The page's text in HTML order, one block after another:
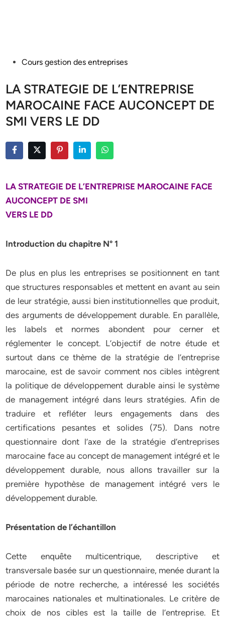
PostedCours gestion des entreprises
LA STRATEGIE DE L’ENTREPRISE
MAROCAINE FACE AUCONCEPT DE
SMI VERS LE DD
LA STRATEGIE DE L’ENTREPRISE MAROCAINE FACE
AUCONCEPT DE SMI
VERS LE DD
Introduction du chapitre N° 1
De plus en plus les entreprises se positionnent en tant
que structures responsables et mettent en avant au sein
de leur stratégie, aussi bien institutionnelles que produit,
des arguments de développement durable. En parallèle,
les labels et normes abondent pour cerner et
réglementer le concept. L’objectif de notre étude et
surtout dans ce thème de la stratégie de l’entreprise
marocaine, est de savoir comment nos cibles intègrent
la politique de développement durable ainsi le système
de management intégré dans leurs stratégies. Afin de
traduire et refléter leurs engagements dans des
certifications pesantes et solides (75). Dans notre
questionnaire dont l’axe de la stratégie d’entreprises
marocaine face au concept de management intégré et le
développement durable, nous allons travailler sur la
première hypothèse de management intégré vers le
développement durable.
Présentation de l’échantillon
Cette enquête multicentrique, descriptive et
transversale basée sur un questionnaire, menée durant la
période de notre recherche, a intéressé les sociétés
marocaines nationales et multinationales. Le critère de
choix de nos cibles est la taille de l’entreprise. Et